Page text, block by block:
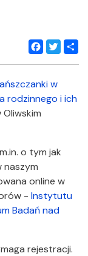
Facebook
Twitter
w
rodzinnego i ich
o tym jak
naszym
online w
- Instytutu
Badań nad
rejestracji.